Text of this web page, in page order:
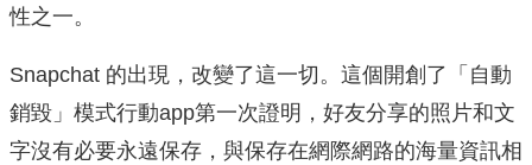
性之一。
Snapchat 的出現，改變了這一切。這個開創了「自動
銷毀」模式行動app第一次證明，好友分享的照片和文
字沒有必要永遠保存，與保存在網際網路的海量資訊相